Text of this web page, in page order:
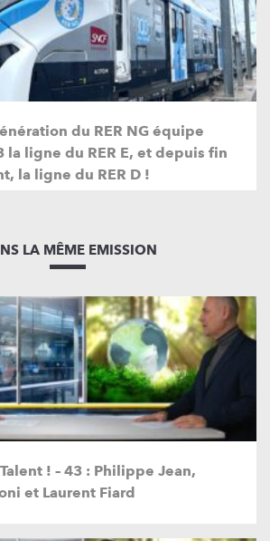
du RER NG équipe
la ligne du RER E, et depuis fin
la ligne du RER D !
LA MÊME EMISSION
! – 43 : Philippe Jean,
et Laurent Fiard